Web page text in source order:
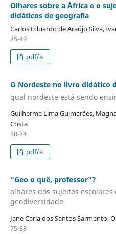
Olhares sobre a África e o
didáticos de geografia
Carlos Eduardo de Araújo Silva,
25-49
pdf/a
O Nordeste no livro didático
qual nordeste está sendo
Guilherme Lima Guimarães,
Costa
50-74
pdf/a
“Geo o quê, professor"?
olhares dos sujeitos
geodiversidade
Jane Carla dos Santos Sarmento,
75-88